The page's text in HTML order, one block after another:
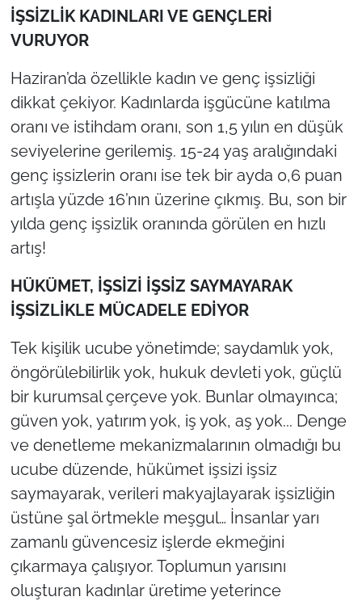
İŞSİZLİK KADINLARI VE GENÇLERİ
VURUYOR
Haziran’da özellikle kadın ve genç işsizliği
dikkat çekiyor. Kadınlarda işgücüne katılma
oranı ve istihdam oranı, son 1,5 yılın en düşük
seviyelerine gerilemiş. 15-24 yaş aralığındaki
genç işsizlerin oranı ise tek bir ayda 0,6 puan
artışla yüzde 16’nın üzerine çıkmış. Bu, son bir
yılda genç işsizlik oranında görülen en hızlı
artış!
HÜKÜMET, İŞSİZİ İŞSİZ SAYMAYARAK
İŞSİZLİKLE MÜCADELE EDİYOR
Tek kişilik ucube yönetimde; saydamlık yok,
öngörülebilirlik yok, hukuk devleti yok, güçlü
bir kurumsal çerçeve yok. Bunlar olmayınca;
güven yok, yatırım yok, iş yok, aş yok... Denge
ve denetleme mekanizmalarının olmadığı bu
ucube düzende, hükümet işsizi işsiz
saymayarak, verileri makyajlayarak işsizliğin
üstüne şal örtmekle meşgul… İnsanlar yarı
zamanlı güvencesiz işlerde ekmeğini
çıkarmaya çalışıyor. Toplumun yarısını
oluşturan kadınlar üretime yeterince